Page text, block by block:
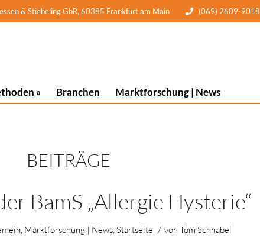
& Stiebeling GbR, 60385 Frankfurt am Main (069) 2609-9018
» Branchen Marktforschung | News
BEITRÄGE
BamS „Allergie Hysterie“
, Marktforschung | News, Startseite / von Tom Schnabel